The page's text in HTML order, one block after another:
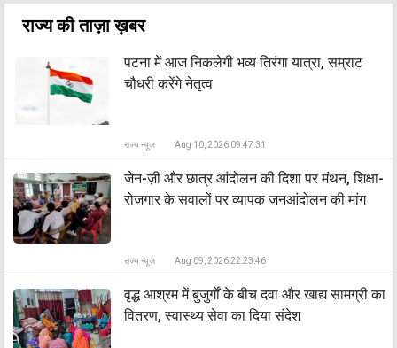
राज्य की ताज़ा ख़बर
पटना में आज निकलेगी भव्य तिरंगा यात्रा, सम्राट
चौधरी करेंगे नेतृत्व
राज्य न्यूज़ Aug 10, 2026 09:47:31
जेन-ज़ी और छात्र आंदोलन की दिशा पर मंथन, शिक्षा-
रोजगार के सवालों पर व्यापक जनआंदोलन की मांग
राज्य न्यूज़ Aug 09, 2026 22:23:46
वृद्ध आश्रम में बुजुर्गों के बीच दवा और खाद्य सामग्री का
वितरण, स्वास्थ्य सेवा का दिया संदेश